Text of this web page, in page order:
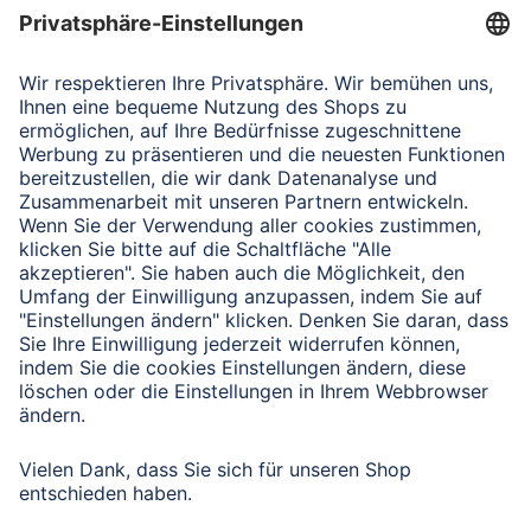
Verbleibende Zeichen: 1000/ 1000
Senden
Mit Absenden des Formulars bestätigen Sie, dass Sie unsere
Datenschutzbestimmungen zur Formulardatenverarbeitung zur
Datenschutz